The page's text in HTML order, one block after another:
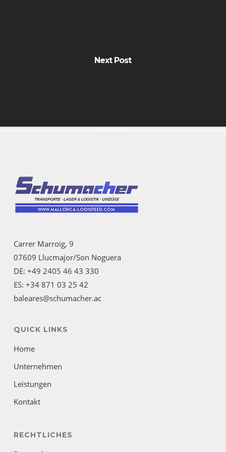
Next Post
Carrer Marroig, 9
07609 Llucmajor/Son Noguera
DE: +49 2405 46 43 330
ES: +34 871 03 25 42
baleares@schumacher.ac
QUICK LINKS
Home
Unternehmen
Leistungen
Kontakt
RECHTLICHES